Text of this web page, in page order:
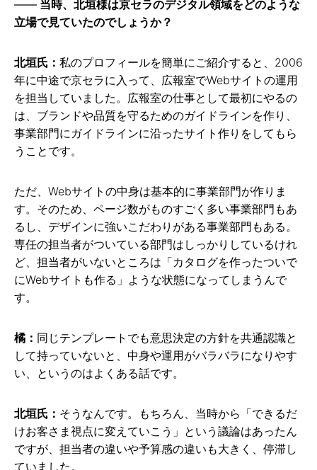
当時、北垣様は京セラのデジタル領域をどのような
立場で見ていたのでしょうか？
北垣氏： 私のプロフィールを簡単にご紹介すると、2006
年に中途で京セラに入って、広報室でWebサイトの運用
を担当していました。広報室の仕事として最初にやるの
は、ブランドや品質を守るためのガイドラインを作り、
事業部門にガイドラインに沿ったサイト作りをしてもら
うことです。
ただ、Webサイトの中身は基本的に事業部門が作りま
す。そのため、ページ数がものすごく多い事業部門もあ
るし、デザインに強いこだわりがある事業部門もある。
専任の担当者がついている部門はしっかりしているけれ
ど、担当者がいないところは「カタログを作ったついで
にWebサイトも作る」ような状態になってしまうんで
す。
橘： 同じテンプレートでも意思決定の方針を共通認識と
して持っていないと、中身や運用がバラバラになりやす
い、というのはよくある話です。
北垣氏： そうなんです。もちろん、当時から「できるだ
けお客さま視点に変えていこう」という議論はあったん
ですが、担当者の違いや予算感の違いも大きく、停滞し
ていました。